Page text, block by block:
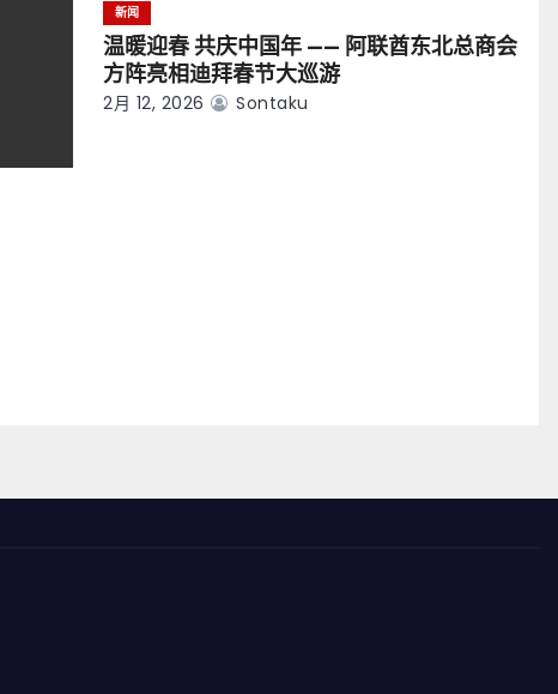
新闻
温暖迎春 共庆中国年 —— 阿联酋东北总商会
方阵亮相迪拜春节大巡游
2月 12, 2026 Sontaku